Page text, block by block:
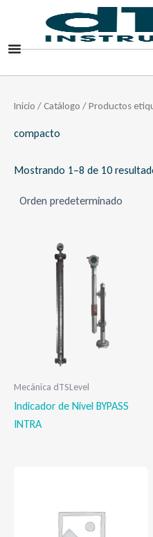
contenido
Inicio /Catálogo / Productos
compacto
Mostrando 1–8 de 10
Mecánica dTSLevel
Indicador de Nivel BYPASS
INTRA